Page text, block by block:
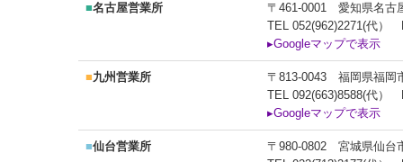
■名古屋営業所
〒461-0001 愛知県名古
TEL 052(962)2271(代）
▸Googleマップで表示
■九州営業所
〒813-0043 福岡県福岡
TEL 092(663)8588(代）
▸Googleマップで表示
■仙台営業所
〒980-0802 宮城県仙台